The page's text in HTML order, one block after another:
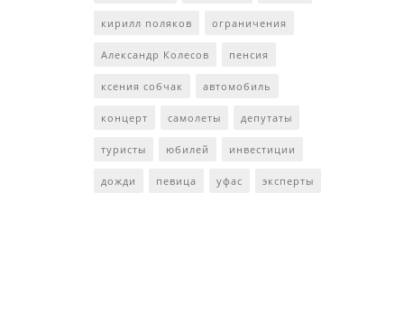
кирилл поляков ограничения
Александр Колесов пенсия
ксения собчак автомобиль
концерт самолеты депутаты
туристы юбилей инвестиции
дожди певица уфас эксперты